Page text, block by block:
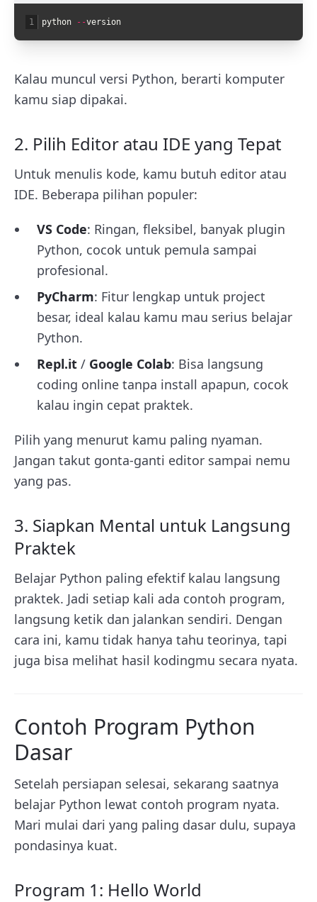
1 python --version
Kalau muncul versi Python, berarti komputer
kamu siap dipakai.
2. Pilih Editor atau IDE yang Tepat
Untuk menulis kode, kamu butuh editor atau
IDE. Beberapa pilihan populer:
VS Code: Ringan, fleksibel, banyak plugin
Python, cocok untuk pemula sampai
profesional.
PyCharm: Fitur lengkap untuk project
besar, ideal kalau kamu mau serius belajar
Python.
Repl.it / Google Colab: Bisa langsung
coding online tanpa install apapun, cocok
kalau ingin cepat praktek.
Pilih yang menurut kamu paling nyaman.
Jangan takut gonta-ganti editor sampai nemu
yang pas.
3. Siapkan Mental untuk Langsung
Praktek
Belajar Python paling efektif kalau langsung
praktek. Jadi setiap kali ada contoh program,
langsung ketik dan jalankan sendiri. Dengan
cara ini, kamu tidak hanya tahu teorinya, tapi
juga bisa melihat hasil kodingmu secara nyata.
Contoh Program Python
Dasar
Setelah persiapan selesai, sekarang saatnya
belajar Python lewat contoh program nyata.
Mari mulai dari yang paling dasar dulu, supaya
pondasinya kuat.
Program 1: Hello World